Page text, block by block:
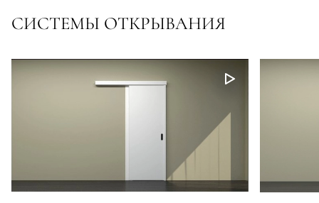
СИСТЕМЫ ОТКРЫВАНИЯ